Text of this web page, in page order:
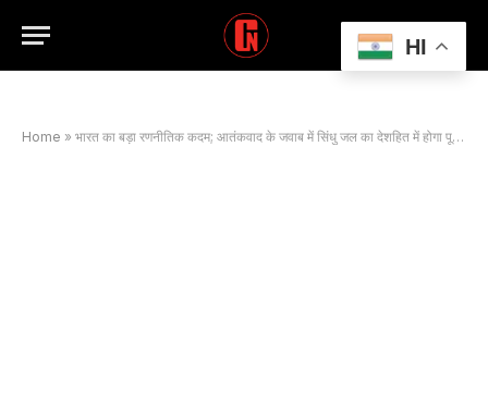
Home » भारत का बड़ा रणनीतिक कदम; आतंकवाद के जवाब में सिंधु जल का देशहित में होगा पूरा इस्तेमाल
HI